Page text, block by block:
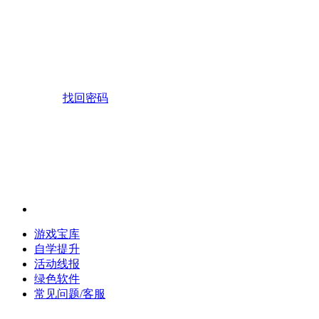
找回密码
游戏宝库
自学提升
活动线报
绿色软件
常见问题/客服